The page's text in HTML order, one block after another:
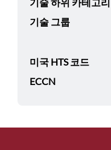
기술 하위 카테고리
기술 그룹
미국 HTS 코드
ECCN